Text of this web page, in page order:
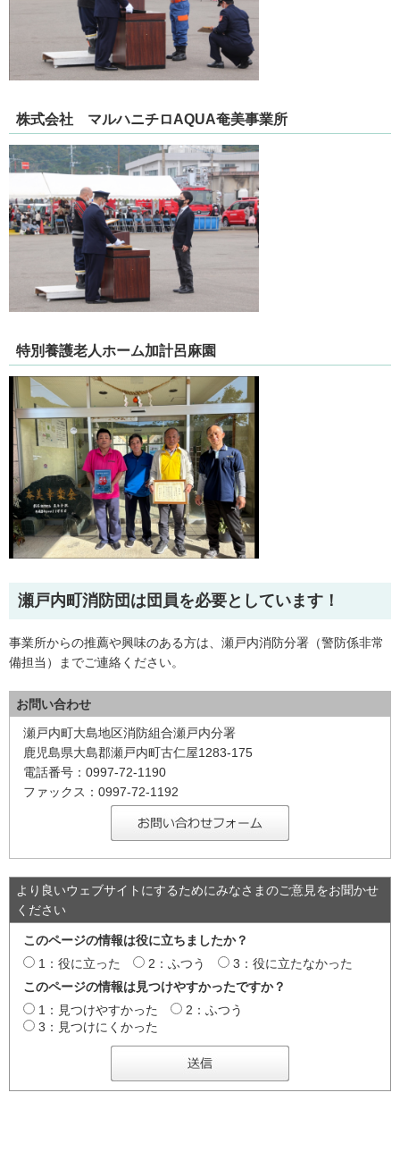
株式会社 マルハニチロAQUA奄美事業所
特別養護老人ホーム加計呂麻園
瀬戸内町消防団は団員を必要としています！
事業所からの推薦や興味のある方は、瀬戸内消防分署（警防係非常
備担当）までご連絡ください。
お問い合わせ
瀬戸内町大島地区消防組合瀬戸内分署
鹿児島県大島郡瀬戸内町古仁屋1283-175
電話番号：0997-72-1190
ファックス：0997-72-1192
より良いウェブサイトにするためにみなさまのご意見をお聞かせ
ください
このページの情報は役に立ちましたか？
1：役に立った
2：ふつう
3：役に立たなかった
このページの情報は見つけやすかったですか？
1：見つけやすかった
2：ふつう
3：見つけにくかった